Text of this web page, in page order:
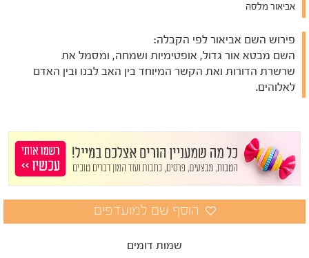
אביאור מלסה
פירוש השם אביאור לפי הקבלה:
השם מבטא אור גדול, אופטימיות ושמחה, ומסמל את
שרשרת הדורות ואת הקשר המיוחד בין האב לבנו ובין האדם
לאלוהים.
שמות דומים